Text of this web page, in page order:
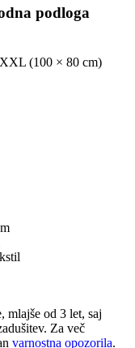
podloga
(100 × 80 cm)
mlajše od 3 let, saj
Za več
varnostna opozorila.